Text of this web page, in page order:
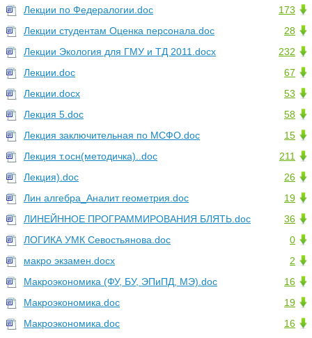
173
Лекции по Федералогии.doc
28
Лекции студентам Оценка персонала.doc
232
Лекции Экология для ГМУ и ТД 2011.docx
67
Лекции.doc
53
Лекции.docx
58
Лекция 5.doc
15
Лекция заключительная по МСФО.doc
211
Лекция т.осн(методичка)..doc
26
Лекция).doc
19
Лин алгебра_Аналит геометрия.doc
36
ЛИНЕЙННОЕ ПРОГРАММИРОВАНИЯ БЛЯТЬ.doc
0
ЛОГИКА УМК Севостьянова.doc
2
макро экзамен.docx
16
Макроэкономика (ФУ, БУ, ЭПиПД, МЭ).doc
19
Макроэкономика.doc
16
Макроэкономика.doc